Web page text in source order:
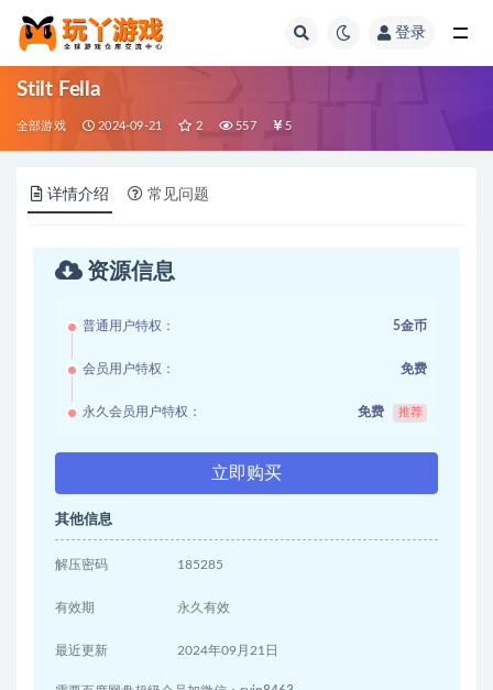
登录
Stilt Fella
全部游戏 2024-09-21 2 557 5
详情介绍 常见问题
资源信息
普通用户特权： 5金币
会员用户特权： 免费
永久会员用户特权： 免费 推荐
立即购买
其他信息
解压密码 185285
有效期 永久有效
最近更新 2024年09月21日